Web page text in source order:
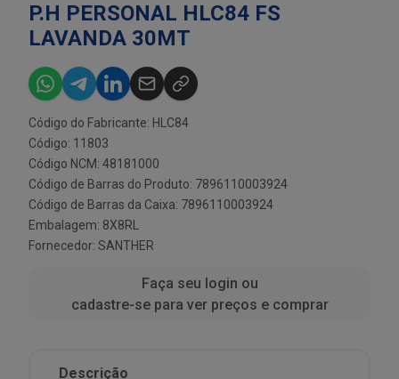
P.H PERSONAL HLC84 FS
LAVANDA 30MT
Código do Fabricante: HLC84
Código: 11803
Código NCM: 48181000
Código de Barras do Produto: 7896110003924
Código de Barras da Caixa: 7896110003924
Embalagem: 8X8RL
Fornecedor: SANTHER
Faça seu login ou
cadastre-se para ver preços e comprar
Descrição